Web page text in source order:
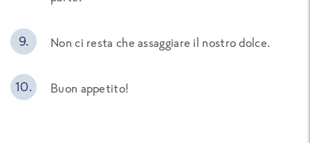
Non ci resta che assaggiare il nostro dolce.
Buon appetito!